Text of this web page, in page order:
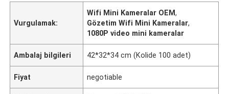
Vurgulamak:
Wifi Mini Kameralar OEM,
Gözetim Wifi Mini Kameralar,
1080P video mini kameralar
Ambalaj bilgileri 42*32*34 cm (Kolide 100 adet)
Fiyat negotiable